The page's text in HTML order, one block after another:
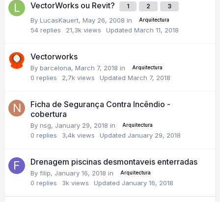
VectorWorks ou Revit? 1 2 3
By LucasKauert, May 26, 2008 in Arquitectura
54 replies 21,3k views Updated March 11, 2018
Vectorworks
By barcelona, March 7, 2018 in Arquitectura
0 replies 2,7k views Updated March 7, 2018
Ficha de Segurança Contra Incêndio -
cobertura
By nsg, January 29, 2018 in Arquitectura
0 replies 3,4k views Updated January 29, 2018
Drenagem piscinas desmontaveis enterradas
By filip, January 16, 2018 in Arquitectura
0 replies 3k views Updated January 16, 2018